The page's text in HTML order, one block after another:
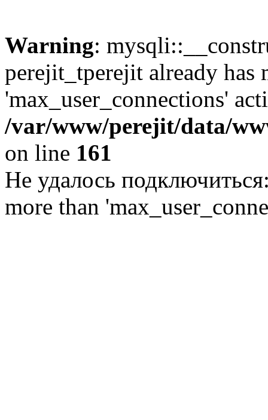
Warning:
perejit_tperejit already has
'max_user_connections'
/var/www/perejit/data/
on line 161
Не удалось
more than